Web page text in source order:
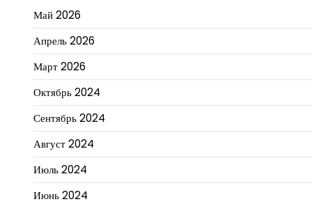
Май 2026
Апрель 2026
Март 2026
Октябрь 2024
Сентябрь 2024
Август 2024
Июль 2024
Июнь 2024